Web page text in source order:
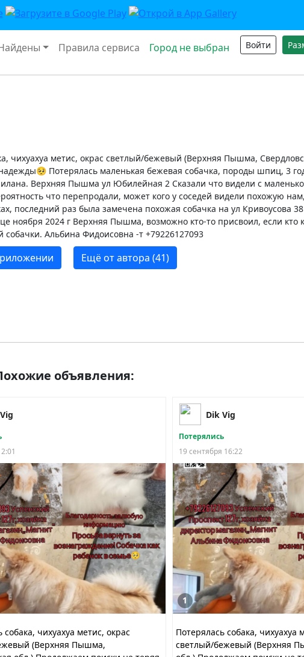
Правила сервиса Город не выбран Войти
чихуахуа метис, окрас светлый/бежевый (Верхняя Пышма,
Потерялась маленькая бежевая собачка, породы шпиц, 3
Верхняя Пышма ул Юбилейная 2 Сказали что видели с
что перепродали, может кого у соседей видели похожую
последний раз была замечена похожая собачка на ул Кривоусова
ноября 2024 г Верхняя Пышма, возможно кто-то присвоил, если кто
собачки. Альбина Фидоисовна -т +79226127093
Ещё от автора (41)
объявления:
собака, чихуахуа метис, окрас
(Верхняя Пышма,
Dik Vig
Потерялись
19 сентября 16:22
1
Потерялась собака, чихуахуа
светлый/бежевый (Верхняя